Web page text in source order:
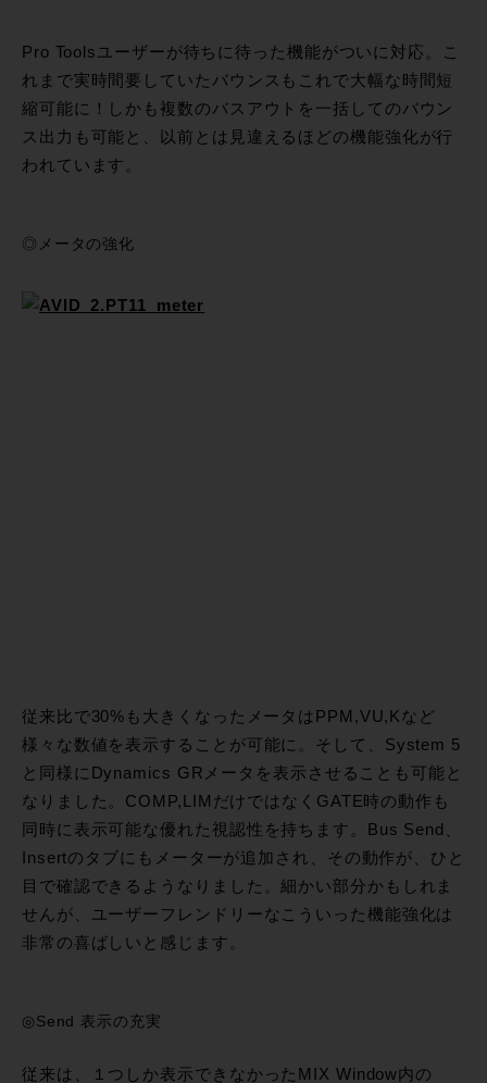
Pro Toolsユーザーが待ちに待った機能がついに対応。こ
れまで実時間要していたバウンスもこれで大幅な時間短
縮可能に！しかも複数のバスアウトを一括してのバウン
ス出力も可能と、以前とは見違えるほどの機能強化が行
われています。
◎メータの強化
従来比で30%も大きくなったメータはPPM,VU,Kなど
様々な数値を表示することが可能に。そして、System 5
と同様にDynamics GRメータを表示させることも可能と
なりました。COMP,LIMだけではなくGATE時の動作も
同時に表示可能な優れた視認性を持ちます。Bus Send、
Insertのタブにもメーターが追加され、その動作が、ひと
目で確認できるようなりました。細かい部分かもしれま
せんが、ユーザーフレンドリーなこういった機能強化は
非常の喜ばしいと感じます。
◎Send 表示の充実
従来は、１つしか表示できなかったMIX Window内の